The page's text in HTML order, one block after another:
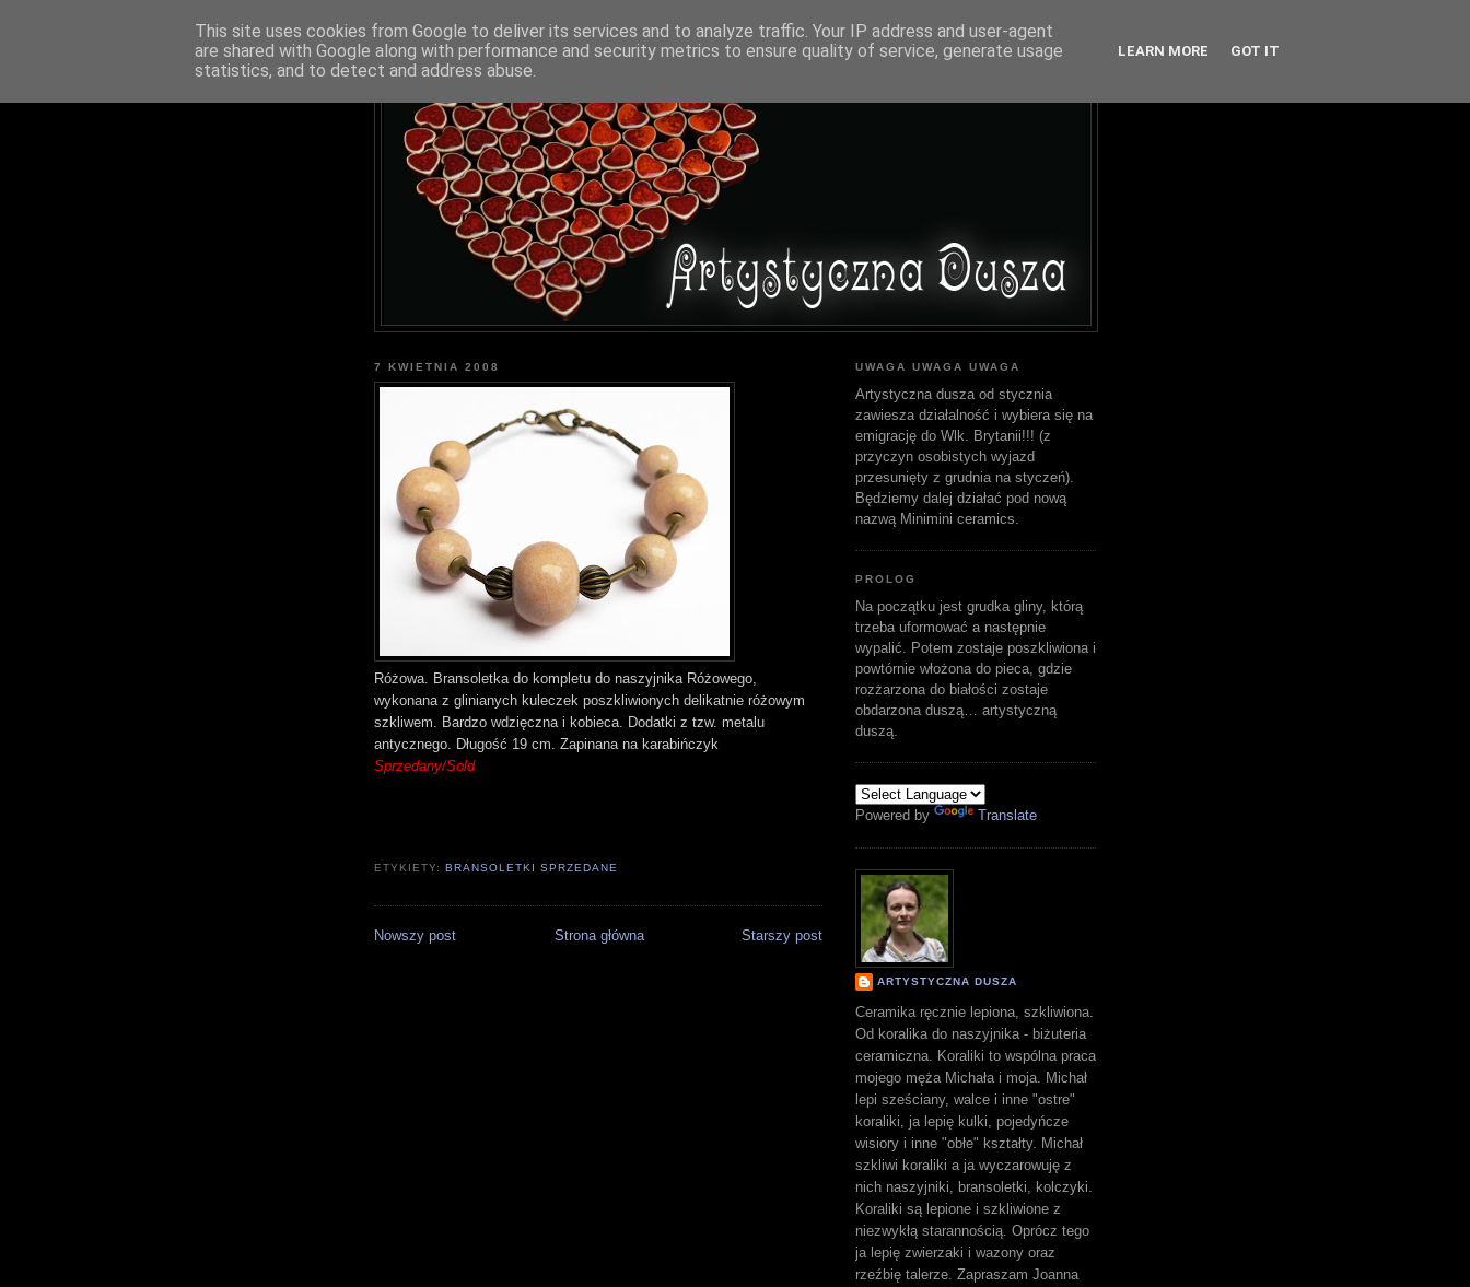
7 KWIETNIA 2008
Różowa. Bransoletka do kompletu do naszyjnika Różowego,
wykonana z glinianych kuleczek poszkliwionych delikatnie różowym
szkliwem. Bardzo wdzięczna i kobieca. Dodatki z tzw. metalu
antycznego. Długość 19 cm. Zapinana na karabińczyk
Sprzedany/Sold
ETYKIETY:BRANSOLETKI SPRZEDANE
Nowszy post Starszy post
Strona główna
UWAGA UWAGA UWAGA
Artystyczna dusza od stycznia
zawiesza działalność i wybiera się na
emigrację do Wlk. Brytanii!!! (z
przyczyn osobistych wyjazd
przesunięty z grudnia na styczeń).
Będziemy dalej działać pod nową
nazwą Minimini ceramics.
PROLOG
Na początku jest grudka gliny, którą
trzeba uformować a następnie
wypalić. Potem zostaje poszkliwiona i
powtórnie włożona do pieca, gdzie
rozżarzona do białości zostaje
obdarzona duszą… artystyczną
duszą.
Powered by Translate
ARTYSTYCZNA DUSZA
Ceramika ręcznie lepiona, szkliwiona.
Od koralika do naszyjnika - biżuteria
ceramiczna. Koraliki to wspólna praca
mojego męża Michała i moja. Michał
lepi sześciany, walce i inne "ostre"
koraliki, ja lepię kulki, pojedyńcze
wisiory i inne "obłe" kształty. Michał
szkliwi koraliki a ja wyczarowuję z
nich naszyjniki, bransoletki, kolczyki.
Koraliki są lepione i szkliwione z
niezwykłą starannością. Oprócz tego
ja lepię zwierzaki i wazony oraz
rzeźbię talerze. Zapraszam Joanna
This site uses cookies from Google to deliver its services and to analyze traffic. Your IP address and user-agent
are shared with Google along with performance and security metrics to ensure quality of service, generate usage
statistics, and to detect and address abuse.
LEARN MORE GOT IT